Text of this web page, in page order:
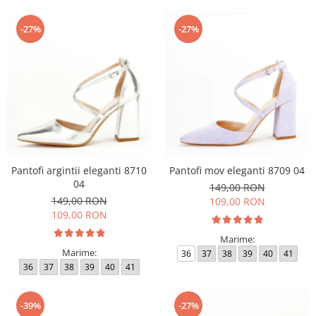
-27%
Pantofi argintii eleganti 8710
04
149,00 RON
109,00 RON
Marime:
36 37 38 39 40 41
-27%
Pantofi mov eleganti 8709 04
149,00 RON
109,00 RON
Marime:
36 37 38 39 40 41
-39% -27%